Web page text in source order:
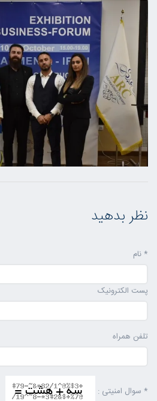
نظر بدهید
* نام
پست الکترونیک
تلفن همراه
* سوال امنیتی :